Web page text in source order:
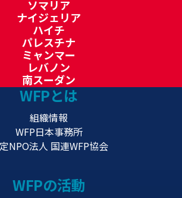
ソマリア
ナイジェリア
ハイチ
パレスチナ
ミャンマー
レバノン
南スーダン
WFPとは
組織情報
WFP日本事務所
NPO法人 国連WFP協会
WFPの活動